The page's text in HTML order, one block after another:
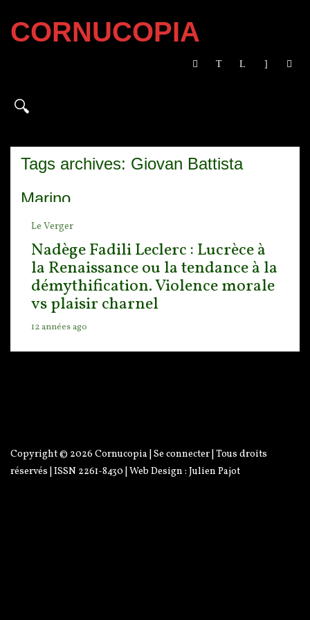
CORNUCOPIA
Tags archives: Giovan Battista
Marino
Le Verger
Nadège Fadili Leclerc : Lucrèce à
la Renaissance ou la tendance à la
démythification. Violence morale
vs plaisir charnel
12 années ago
Copyright © 2026 Cornucopia Se connecter | Tous droits
réservés | ISSN 2261-8430 | Web Design : Julien Pajot